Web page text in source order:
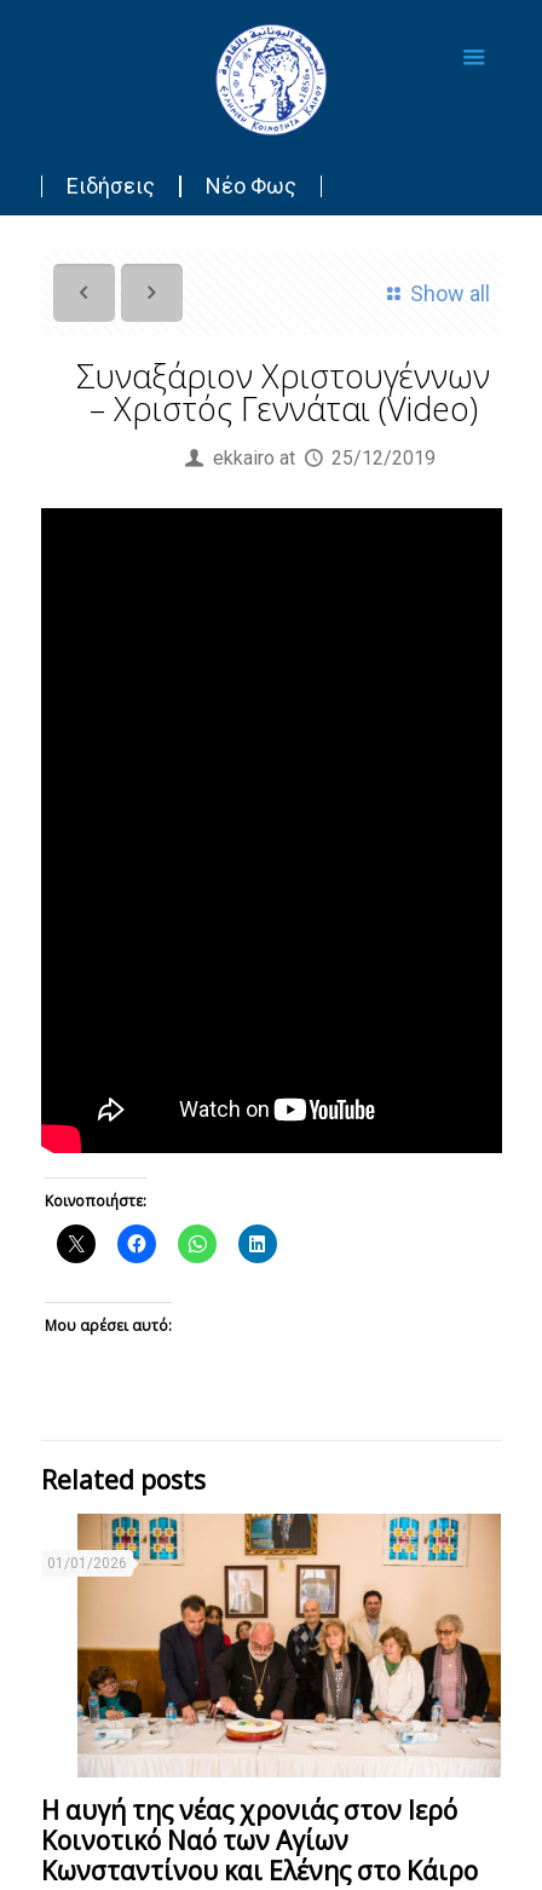
Ειδήσεις Νέο Φως
Show all
Συναξάριον Χριστουγέννων
– Χριστός Γεννάται (Video)
ekkairo at 25/12/2019
Κοινοποιήστε:
Μου αρέσει αυτό:
Related posts
01/01/2026
Η αυγή της νέας χρονιάς στον Ιερό
Κοινοτικό Ναό των Αγίων
Κωνσταντίνου και Ελένης στο Κάιρο